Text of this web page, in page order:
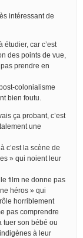
intéressant de
étudier, car c’est
des points de vue,
prendre en
colonialisme
bien foutu.
ça probant, c’est
une
c’est la scène de
» qui noient leur
film ne donne pas
héros » qui
horriblement
pas comprendre
tuer son bébé ou
à leur